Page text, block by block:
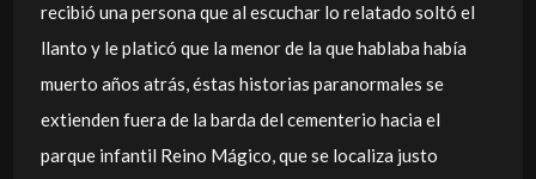
recibió una persona que al escuchar lo relatado soltó el
llanto y le platicó que la menor de la que hablaba había
muerto años atrás, éstas historias paranormales se
extienden fuera de la barda del cementerio hacia el
parque infantil Reino Mágico, que se localiza justo